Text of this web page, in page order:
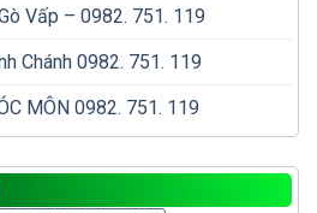
Vấp – 0982. 751. 119
Chánh 0982. 751. 119
MÔN 0982. 751. 119